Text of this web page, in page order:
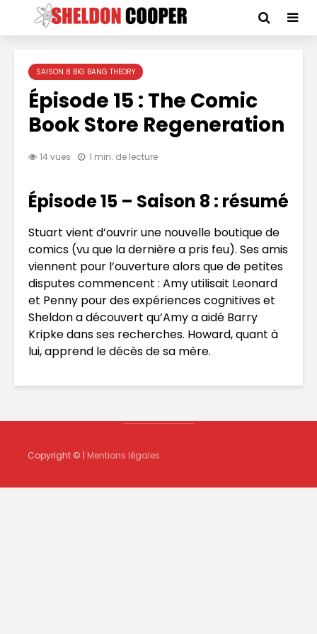
SAISON 8 BIG BANG THEORY
Épisode 15 : The Comic
Book Store Regeneration
14 vues 1 min. de lecture
Épisode 15 – Saison 8 : résumé
Stuart vient d’ouvrir une nouvelle boutique de
comics (vu que la dernière a pris feu). Ses amis
viennent pour l’ouverture alors que de petites
disputes commencent : Amy utilisait Leonard
et Penny pour des expériences cognitives et
Sheldon a découvert qu’Amy a aidé Barry
Kripke dans ses recherches. Howard, quant à
lui, apprend le décès de sa mère.
Copyright © | Mentions légales